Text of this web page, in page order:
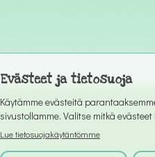
Evästeet ja tietosuoja
Käytämme evästeitä
sivustollamme. Valitse mitkä evästeet
Lue tietosuojakäytäntömme